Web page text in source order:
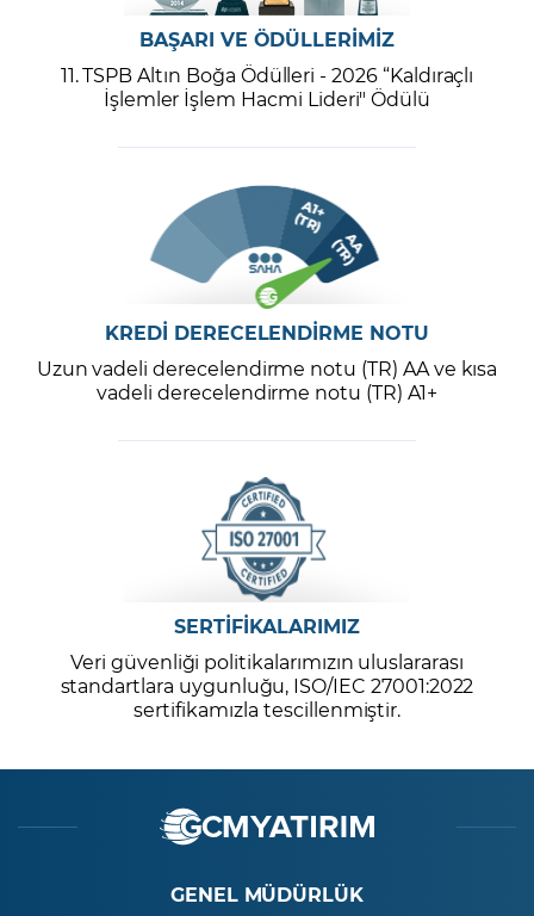
BAŞARI VE ÖDÜLLERİMİZ
11. TSPB Altın Boğa Ödülleri - 2026 “Kaldıraçlı
İşlemler İşlem Hacmi Lideri" Ödülü
KREDİ DERECELENDİRME NOTU
Uzun vadeli derecelendirme notu (TR) AA ve kısa
vadeli derecelendirme notu (TR) A1+
SERTİFİKALARIMIZ
Veri güvenliği politikalarımızın uluslararası
standartlara uygunluğu, ISO/IEC 27001:2022
sertifikamızla tescillenmiştir.
GENEL MÜDÜRLÜK